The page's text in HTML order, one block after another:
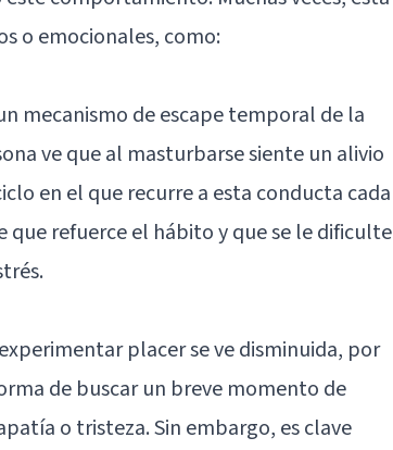
o emocionales, como:
mecanismo de escape temporal de la
ve que al masturbarse siente un alivio
en el que recurre a esta conducta cada
que refuerce el hábito y que se le dificulte
placer se ve disminuida, por
de buscar un breve momento de
o tristeza. Sin embargo, es clave